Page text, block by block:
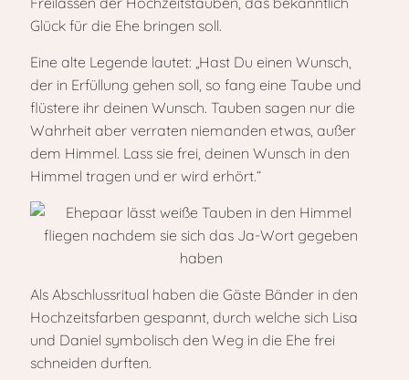
Glück für die Ehe bringen soll.
Eine alte Legende lautet: „Hast Du einen Wunsch,
der in Erfüllung gehen soll, so fang eine Taube und
flüstere ihr deinen Wunsch. Tauben sagen nur die
Wahrheit aber verraten niemanden etwas, außer
dem Himmel. Lass sie frei, deinen Wunsch in den
Himmel tragen und er wird erhört.“
Als Abschlussritual haben die Gäste Bänder in den
Hochzeitsfarben gespannt, durch welche sich Lisa
und Daniel symbolisch den Weg in die Ehe frei
schneiden durften.